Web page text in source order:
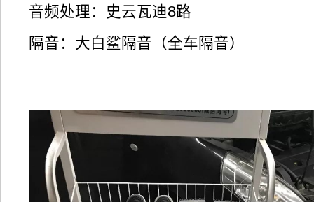
音频处理：史云瓦迪8路
隔音：大白鲨隔音（全车隔音）